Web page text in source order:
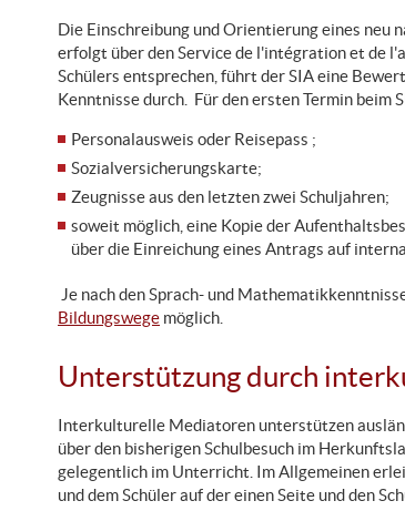
Die Einschreibung und Orientierung eines neu
erfolgt über den Service de l'intégration et de
Schülers entsprechen, führt der SIA eine
Kenntnisse durch. Für den ersten Termin beim
Personalausweis oder Reisepass ;
Sozialversicherungskarte;
Zeugnisse aus den letzten zwei Schuljahren;
soweit möglich, eine Kopie der
über die Einreichung eines Antrags auf
Je nach den Sprach- und
Bildungswege möglich.
Unterstützung durch
Interkulturelle Mediatoren unterstützen
über den bisherigen Schulbesuch im
gelegentlich im Unterricht. Im Allgemeinen
und dem Schüler auf der einen Seite und den